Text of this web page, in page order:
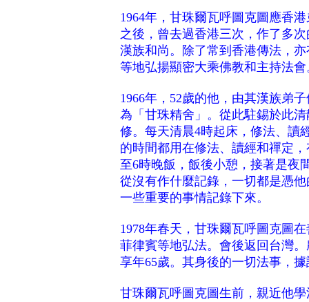
1964年，甘珠爾瓦呼圖克圖應香
之後，曾去過香港三次，作了多
漢族和尚。除了常到香港傳法，
等地弘揚顯密大乘佛教和主持法會
1966年，52歲的他，由其漢族弟
為「甘珠精舍」。從此駐錫於此
修。每天清晨4時起床，修法、讀
的時間都用在修法、讀經和禪定
至6時晚飯，飯後小憩，接著是夜
從沒有作什麼記錄，一切都是憑
一些重要的事情記錄下來。
1978年春天，甘珠爾瓦呼圖克圖
菲律賓等地弘法。會後返回台灣
享年65歲。其身後的一切法事，
甘珠爾瓦呼圖克圖生前，親近他